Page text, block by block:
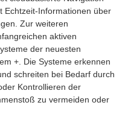
Echtzeit-Informationen über
Zur weiteren
aktiven
der neuesten
+. Die Systeme erkennen
schreiten bei Bedarf durch
Kontrollieren der
zu vermeiden oder